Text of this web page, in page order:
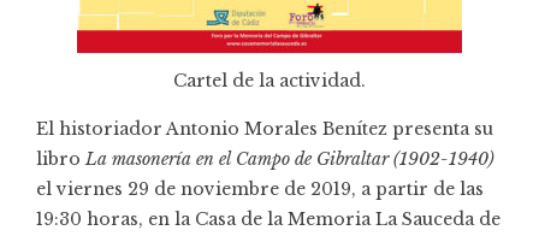
Cartel de la actividad.
El historiador Antonio Morales Benítez presenta su
libroLa masonería en el Campo de Gibraltar (1902-1940)
el viernes 29 de noviembre de 2019, a partir de las
19:30 horas, en la Casa de la Memoria La Saucedade